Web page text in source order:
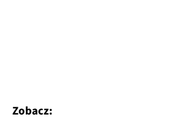
Zobacz: